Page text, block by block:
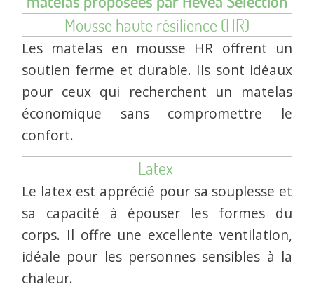
Mousse haute résilience (HR)
Les matelas en mousse HR offrent un
soutien ferme et durable. Ils sont idéaux
pour ceux qui recherchent un matelas
économique sans compromettre le
confort.
Latex
Le latex est apprécié pour sa souplesse et
sa capacité à épouser les formes du
corps. Il offre une excellente ventilation,
idéale pour les personnes sensibles à la
chaleur.